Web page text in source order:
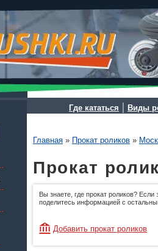
Где кататься | Виды
Главная » Прокат роликов »
Прокат
Вы знаете, где прокат роликов? Если
поделитесь информацией с
Добавить прокат роликов